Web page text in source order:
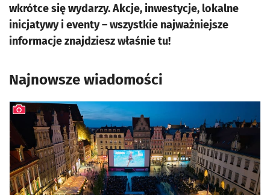
wkrótce się wydarzy. Akcje, inwestycje, lokalne
inicjatywy i eventy – wszystkie najważniejsze
informacje znajdziesz właśnie tu!
Najnowsze wiadomości